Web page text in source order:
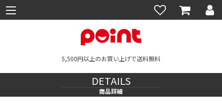
5,500円以上のお買い上げで送料無料
DETAILS
商品詳細